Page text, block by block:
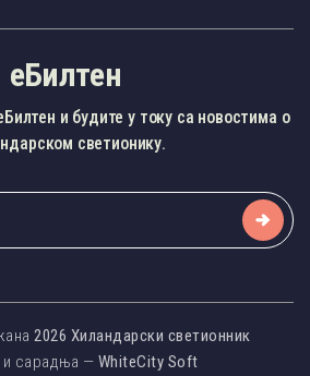
еБилтен
и будите у току са новостима о
светионику.
2026 Хиландарски светионник
сарадња — WhiteCity Soft